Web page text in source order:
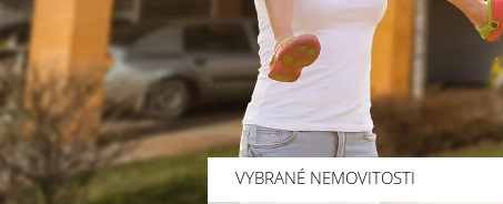
VYBRANÉ NEMOVITOSTI